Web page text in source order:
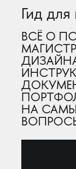
Гид
ВСЁ О
НА